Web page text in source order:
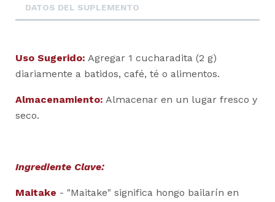
DATOS DEL SUPLEMENTO
Uso Sugerido: Agregar 1 cucharadita (2 g)
diariamente a batidos, café, té o alimentos.
Almacenamiento: Almacenar en un lugar fresco y
seco.
Ingrediente Clave:
Maitake - "Maitake" significa hongo bailarín en